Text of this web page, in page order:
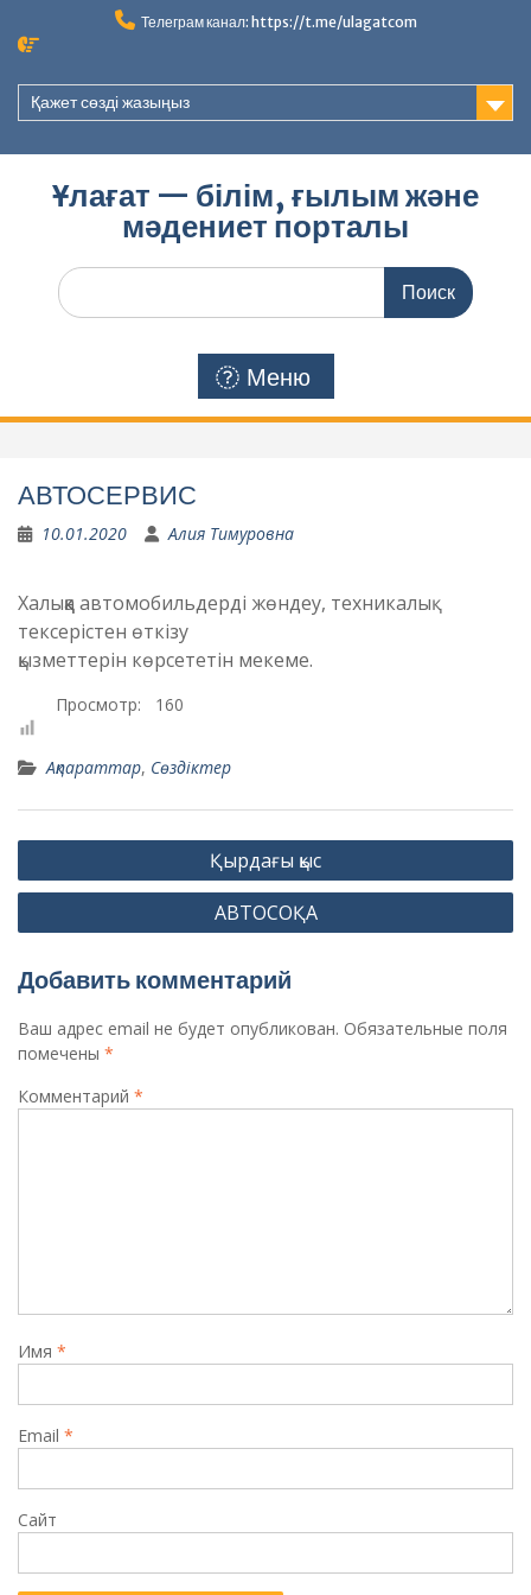
Телеграм канал: https://t.me/ulagatcom
Қажет сөзді жазыңыз
Ұлағат — білім, ғылым және
мәдениет порталы
Поиск
по:
Меню
АВТОСЕРВИС
10.01.2020 Алия Тимуровна
Халыққа автомобильдердi жөндеу, техникалық
тексерiстен өткiзу
қызметтерiн көрсететiн мекеме.
Просмотр: 160
Ақпараттар, Сөздіктер
Навигация
по
Қырдағы қыс
АВТОСОҚА
Добавить комментарий
Ваш адрес email не будет опубликован. Обязательные поля
помечены *
Комментарий *
Имя *
Email *
Сайт